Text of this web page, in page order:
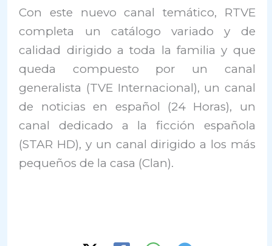
Con este nuevo canal temático, RTVE
completa un catálogo variado y de
calidad dirigido a toda la familia y que
queda compuesto por un canal
generalista (TVE Internacional), un canal
de noticias en español (24 Horas), un
canal dedicado a la ficción española
(STAR HD), y un canal dirigido a los más
pequeños de la casa (Clan).